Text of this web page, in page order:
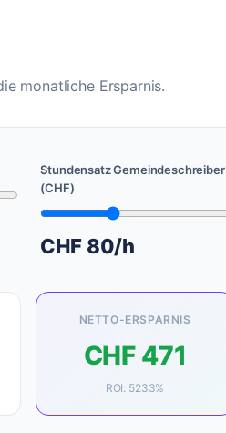
monatliche Ersparnis.
Stundensatz Gemeindeschreiber
(CHF)
CHF 80/h
NETTO-ERSPARNIS
CHF 471
ROI: 5233%